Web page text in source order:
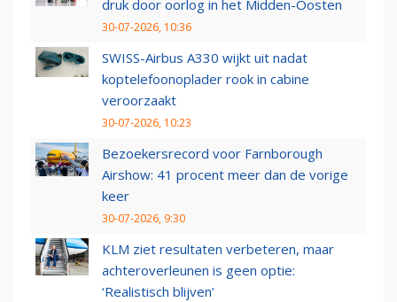
druk door oorlog in het Midden-Oosten
30-07-2026, 10:36
SWISS-Airbus A330 wijkt uit nadat
koptelefoonoplader rook in cabine
veroorzaakt
30-07-2026, 10:23
Bezoekersrecord voor Farnborough
Airshow: 41 procent meer dan de vorige
keer
30-07-2026, 9:30
KLM ziet resultaten verbeteren, maar
achteroverleunen is geen optie:
‘Realistisch blijven’